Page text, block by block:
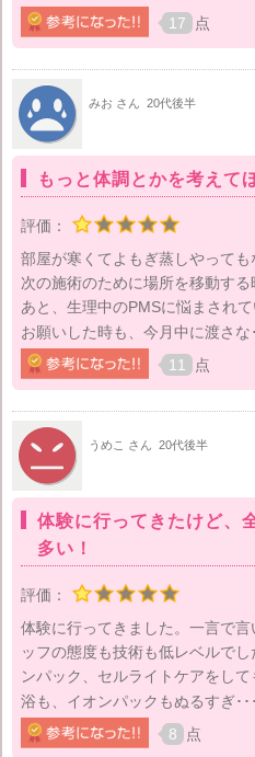
17 点
みお さん 20代後半
もっと体調とかを考えて
評価：
部屋が寒くてよもぎ蒸しやって
次の施術のために場所を移動する
あと、生理中のPMSに悩まされ
お願いした時も、今月中に渡さな
11 点
うめこ さん 20代後半
体験に行ってきたけど、
多い！
評価：
体験に行ってきました。一言で
ッフの態度も技術も低レベルで
ンパック、セルライトケアをし
浴も、イオンパックもぬるすぎ･･
8 点